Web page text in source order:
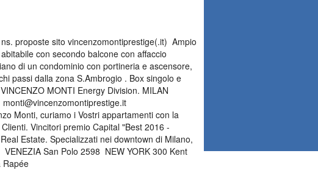
proposte sito vincenzomontiprestige(.it)  Ampio
con secondo balcone con affaccio
di un condominio con portineria e ascensore,
passi dalla zona S.Ambrogio . Box singolo e
MONTI Energy Division. MILAN

Monti, curiamo i Vostri appartamenti con la
Vincitori premio Capital "Best 2016 -
Estate. Specializzati nei downtown di Milano,
San Polo 2598  NEW YORK 300 Kent
Rapée